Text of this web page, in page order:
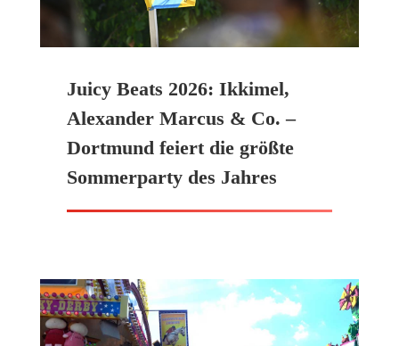
Juicy Beats 2026: Ikkimel,
Alexander Marcus & Co. –
Dortmund feiert die größte
Sommerparty des Jahres